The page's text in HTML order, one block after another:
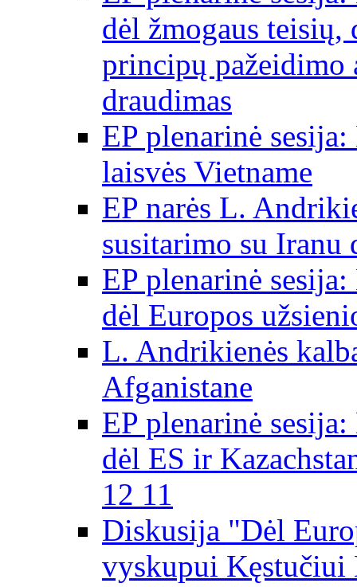
dėl žmogaus
principų pažeidimo
draudimas
EP plenarinė
laisvės Vietname
EP narės L.
susitarimo su Iranu
EP plenarinė
dėl Europos
L. Andrikienės
Afganistane
EP plenarinė
dėl ES ir
12 11
Diskusija "Dėl
vyskupui Kęstučiui